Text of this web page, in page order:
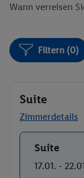
Wann verreisen
Filtern (0)
Suite
Zimmerdetails
Buchen
Suite
17.01. -